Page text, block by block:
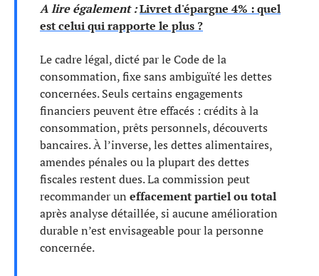
A lire également :Livret d'épargne 4% : quel
est celui qui rapporte le plus ?
Le cadre légal, dicté par le Code de la
consommation, fixe sans ambiguïté les dettes
concernées. Seuls certains engagements
financiers peuvent être effacés : crédits à la
consommation, prêts personnels, découverts
bancaires. À l’inverse, les dettes alimentaires,
amendes pénales ou la plupart des dettes
fiscales restent dues. La commission peut
recommander un effacement partiel ou total
après analyse détaillée, si aucune amélioration
durable n’est envisageable pour la personne
concernée.